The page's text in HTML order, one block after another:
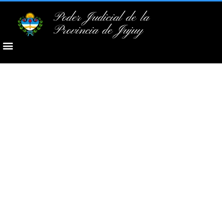
Poder Judicial de la
Provincia de Jujuy